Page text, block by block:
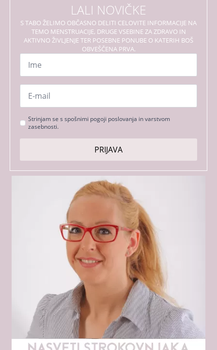
LALI NOVIČKE
S TABO ŽELIMO OBČASNO DELITI CELOVITE INFORMACIJE NA
TEMO MENSTRUACIJE, DRUGE VSEBINE ZA ZDRAVO IN
AKTIVNO ŽIVLJENJE TER POSEBNE PONUBE O KATERIH BOŠ
OBVEŠČENA PRVA.
Ime
Email
Strinjanje
pogoji
Strinjam se s spošnimi pogoji poslovanja in varstvom
zasebnosti.
PRIJAVA